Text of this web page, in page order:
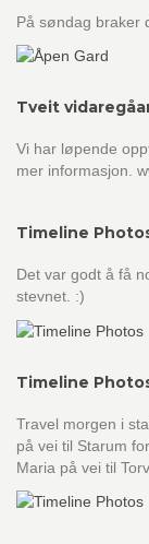
På søndag braker
Tveit
Vi har løpende
mer informasjon.
Timeline
Det var godt å få
stevnet. :)
Timeline
Travel morgen i
på vei til Starum
Maria på vei til